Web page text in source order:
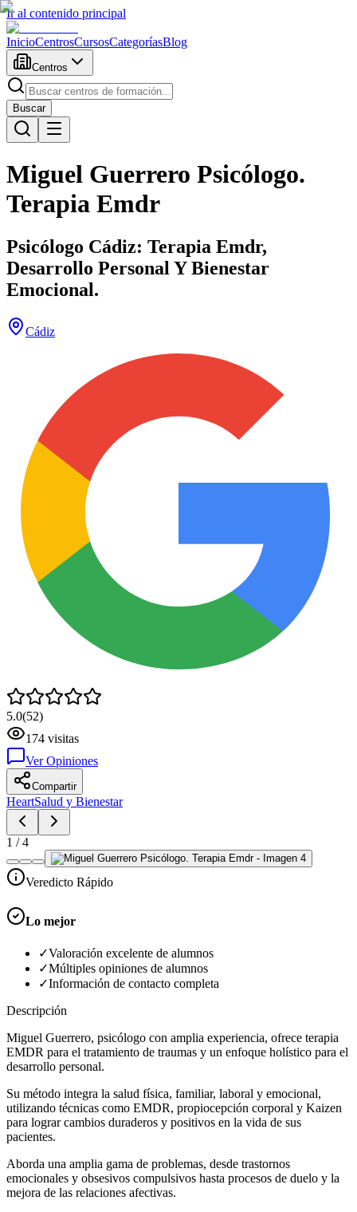
Ir al contenido principal
InicioCentrosCursosCategoríasBlog
Centros
Buscar
Miguel Guerrero Psicólogo.
Terapia Emdr
Psicólogo Cádiz: Terapia Emdr,
Desarrollo Personal Y Bienestar
Emocional.
Cádiz
5.0(52)
174 visitas
Ver Opiniones
Compartir
HeartSalud y Bienestar
1 /4
Veredicto Rápido
Lo mejor
✓Valoración excelente de alumnos
✓Múltiples opiniones de alumnos
✓Información de contacto completa
Descripción
Miguel Guerrero, psicólogo con amplia experiencia, ofrece terapia
EMDR para el tratamiento de traumas y un enfoque holístico para el
desarrollo personal.
Su método integra la salud física, familiar, laboral y emocional,
utilizando técnicas como EMDR, propiocepción corporal y Kaizen
para lograr cambios duraderos y positivos en la vida de sus
pacientes.
Aborda una amplia gama de problemas, desde trastornos
emocionales y obsesivos compulsivos hasta procesos de duelo y la
mejora de las relaciones afectivas.